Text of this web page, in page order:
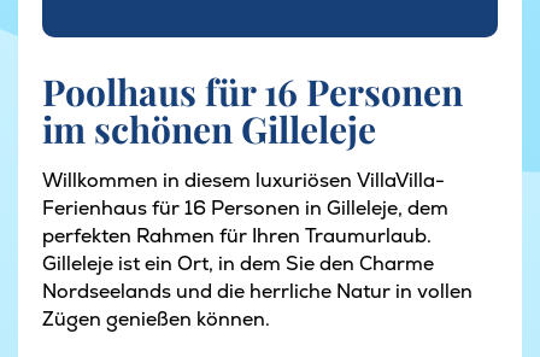
Poolhaus für 16 Personen
im schönen Gilleleje
Willkommen in diesem luxuriösen VillaVilla-
Ferienhaus für 16 Personen in Gilleleje, dem
perfekten Rahmen für Ihren Traumurlaub.
Gilleleje ist ein Ort, in dem Sie den Charme
Nordseelands und die herrliche Natur in vollen
Zügen genießen können.